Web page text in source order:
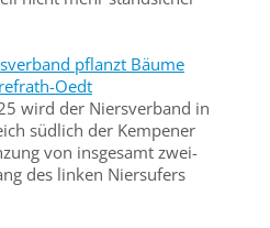
pflanzt Bäume
Oedt
wird der Niersverband in
südlich der Kempener
von insgesamt zwei­
des linken Niersufers